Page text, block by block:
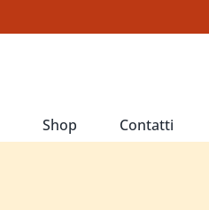
Shop Contatti